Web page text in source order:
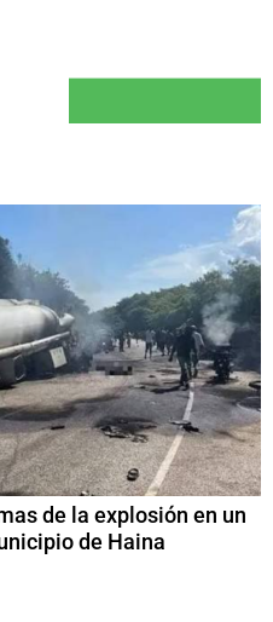
de la explosión en un
de Haina